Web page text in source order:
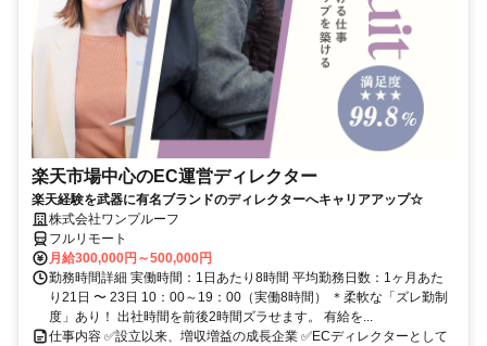
楽天市場中心のEC運営ディレクター
楽天経験を武器に有名ブランドのディレクターへキャリアアップ☆
株式会社ワンプルーフ
フルリモート
月給300,000円～500,000円
勤務時間詳細 実働時間：1日あたり8時間 平均勤務日数：1ヶ月あた
り21日 〜 23日 10：00～19：00（実働8時間） ＊柔軟な「ズレ勤制
度」あり！ 出社時間を前後2時間ズラせます。 有給を...
仕事内容 ✅設立以来、増収増益の成長企業 ✅ECディレクターとして